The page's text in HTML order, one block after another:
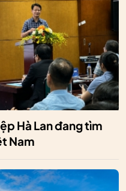
Hà Lan đang tìm
Nam